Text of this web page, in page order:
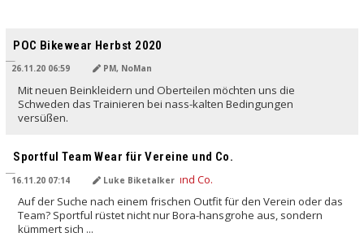
POC Bikewear Herbst 2020
26.11.20 06:59 PM, NoMan
Mit neuen Beinkleidern und Oberteilen möchten uns die
Schweden das Trainieren bei nass-kalten Bedingungen
versüßen.
Sportful Team Wear für Vereine und Co.
16.11.20 07:14 Luke Biketalker
Auf der Suche nach einem frischen Outfit für den Verein oder das
Team? Sportful rüstet nicht nur Bora-hansgrohe aus, sondern
kümmert sich ...